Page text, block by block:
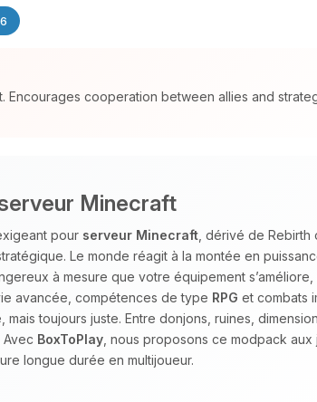
Encourages cooperation between allies and
Minecraft
pour serveur Minecraft , dérivé de
Le monde réagit à la montée en
à mesure que votre équipement s’améliore,
avancée, compétences de type RPG et combats
toujours juste. Entre donjons, ruines,
BoxToPlay , nous proposons ce modpack aux
longue durée en multijoueur.